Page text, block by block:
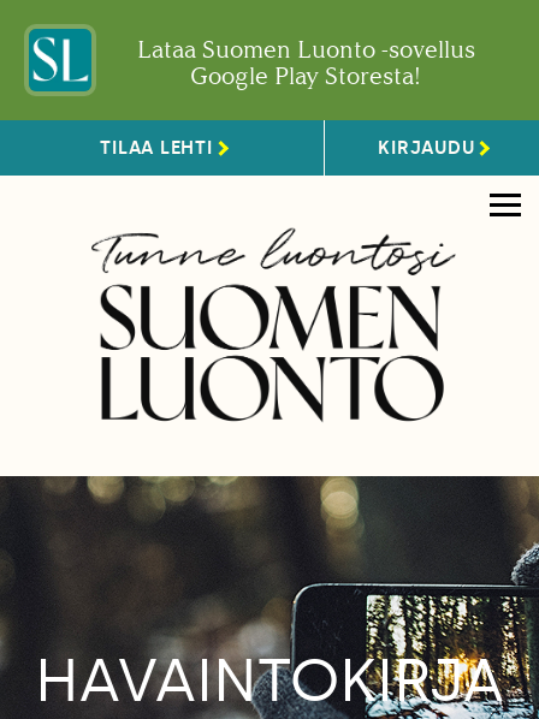
Lataa Suomen Luonto -sovellus
Google Play Storesta!
TILAA LEHTI KIRJAUDU
HAVAINTOKIRJA